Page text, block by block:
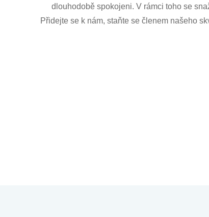
dlouhodobě spokojeni. V rámci toho se
Přidejte se k nám, staňte se členem našeho